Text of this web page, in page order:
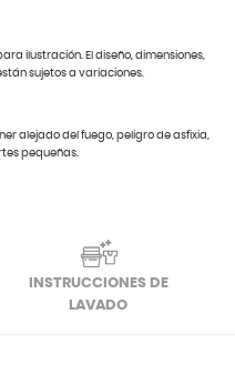
ilustración. El diseño, dimensiones,
sujetos a variaciones.
alejado del fuego, peligro de asfixia,
pequeñas.
INSTRUCCIONES DE
LAVADO